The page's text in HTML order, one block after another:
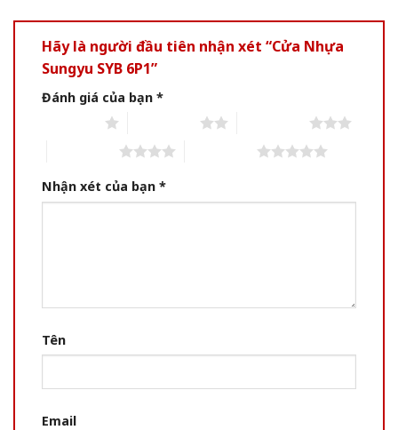
Hãy là người đầu tiên nhận xét “Cửa Nhựa
Sungyu SYB 6P1”
Đánh giá của bạn *
Nhận xét của bạn *
Tên
Email